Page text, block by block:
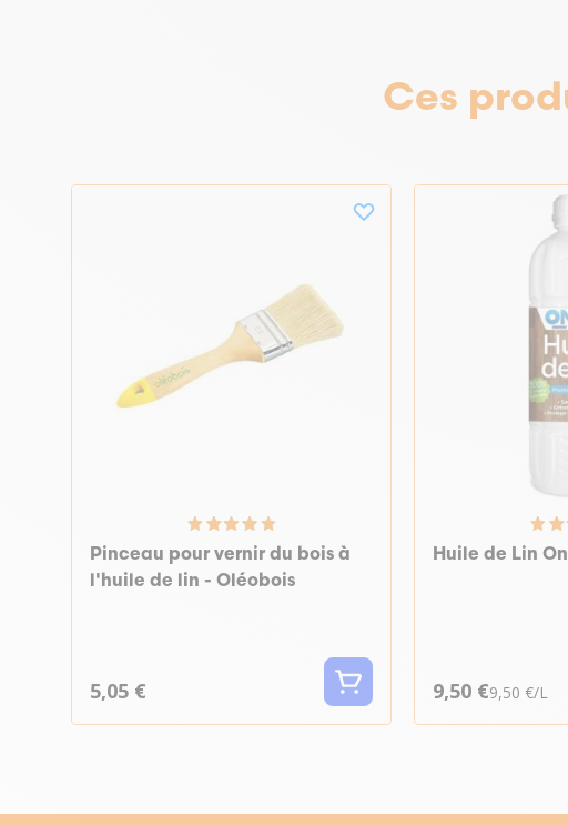
Ces
Pinceau pour vernir du bois à
l'huile de lin - Oléobois
5,05 €
Huile de Lin
9,50 €9,50 €/L